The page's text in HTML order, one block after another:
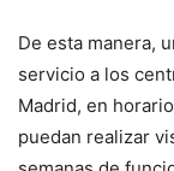
De esta manera,
servicio a los
Madrid, en
puedan realizar